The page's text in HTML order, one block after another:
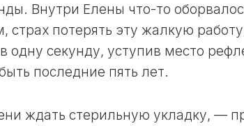
Внутри Елены что-то
страх потерять эту жалкую
одну секунду, уступив место
последние пять лет.
ждать стерильную укладку, —